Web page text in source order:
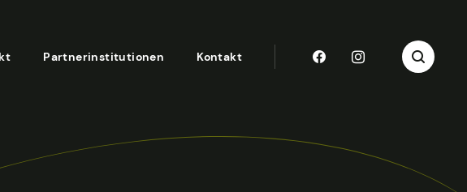
Partnerinstitutionen Kontakt